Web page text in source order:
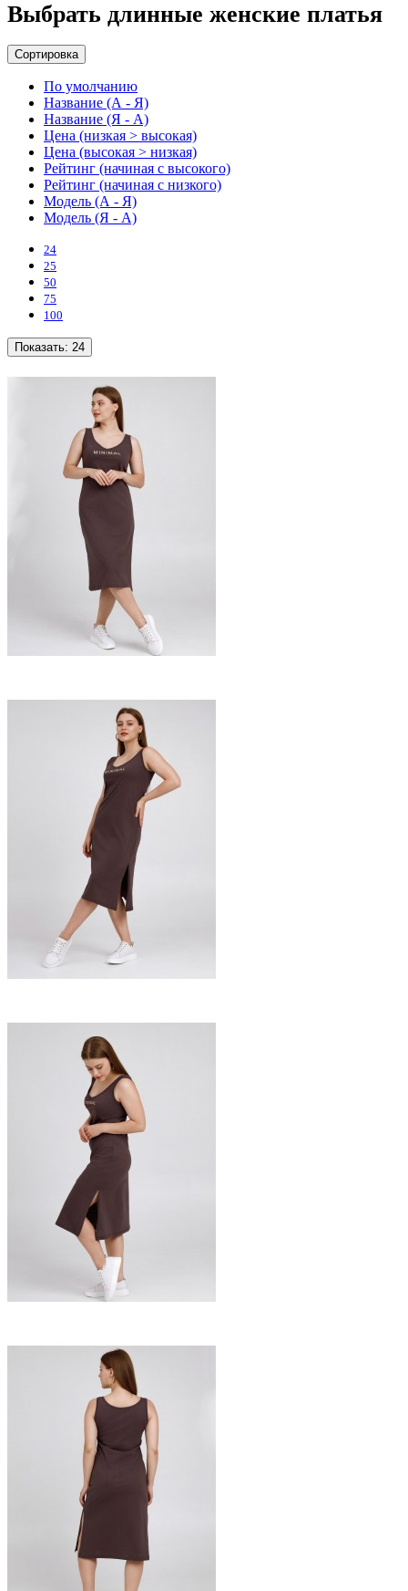
Выбрать длинные женские платья
Сортировка
По умолчанию
Название (А - Я)
Название (Я - А)
Цена (низкая > высокая)
Цена (высокая > низкая)
Рейтинг (начиная с высокого)
Рейтинг (начиная с низкого)
Модель (А - Я)
Модель (Я - А)
24
25
50
75
100
Показать: 24